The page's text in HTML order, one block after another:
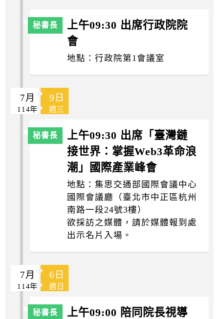
上午09:30 出席行政院院
會
地點：行政院第1會議室
7月 9日
114年 週三
上午09:30 出席「臺灣鏈
接世界：掌握Web3革命浪
潮」國際產業峰會
地點：集思交通部國際會議中心
國際會議廳（臺北市中正區杭州
南路一段24號3樓）
欲採訪之媒體，請於媒體報到處
出示名片入場。
7月 6日
114年 週日
上午09:00 陪同院長視導